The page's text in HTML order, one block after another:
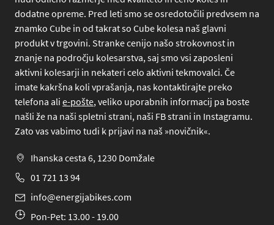
dodatne opreme. Pred leti smo se osredotočili predvsem na
znamko Cube in od takrat so Cube kolesa naš glavni
produkt v trgovini. Stranke cenijo našo strokovnost in
znanje na področju kolesarstva, saj smo vsi zaposleni
aktivni kolesarji in nekateri celo aktivni tekmovalci. Če
imate kakršna koli vprašanja, nas kontaktirajte preko
telefona ali e-pošte, veliko uporabnih informacij pa boste
našli že na naši spletni strani, naši FB strani in Instagramu.
Zato vas vabimo tudi k prijavi na naš »novičnik«.
Ihanska cesta 6, 1230 Domžale
01 721 13 94
info@energijabikes.com
Pon-Pet: 13.00 - 19.00